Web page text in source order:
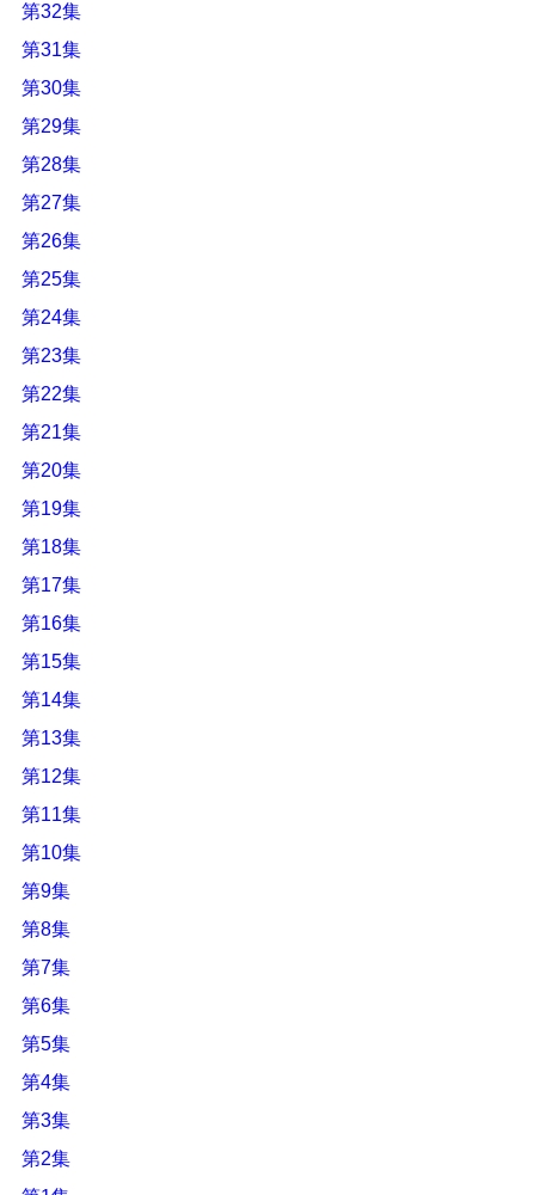
第32集
第31集
第30集
第29集
第28集
第27集
第26集
第25集
第24集
第23集
第22集
第21集
第20集
第19集
第18集
第17集
第16集
第15集
第14集
第13集
第12集
第11集
第10集
第9集
第8集
第7集
第6集
第5集
第4集
第3集
第2集